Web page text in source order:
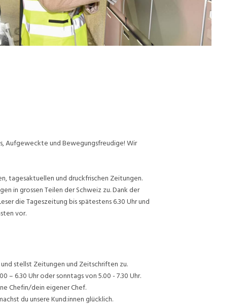
Aufgeweckte und Bewegungsfreudige! Wir
tagesaktuellen und druckfrischen Zeitungen.
in grossen Teilen der Schweiz zu. Dank der
die Tageszeitung bis spätestens 6.30 Uhr und
vor.
stellst Zeitungen und Zeitschriften zu.
– 6.30 Uhr oder sonntags von 5.00 - 7.30 Uhr.
Chefin/dein eigener Chef.
du unsere Kund:innen glücklich.